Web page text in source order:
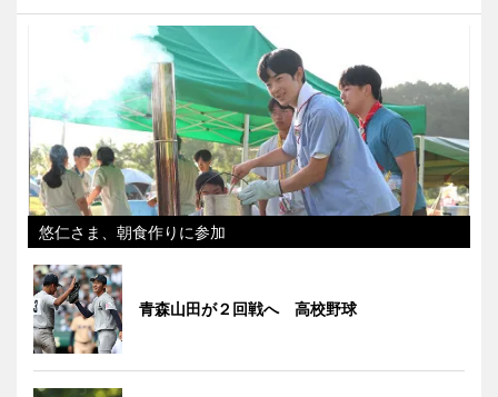
悠仁さま、朝食作りに参加
青森山田が２回戦へ 高校野球